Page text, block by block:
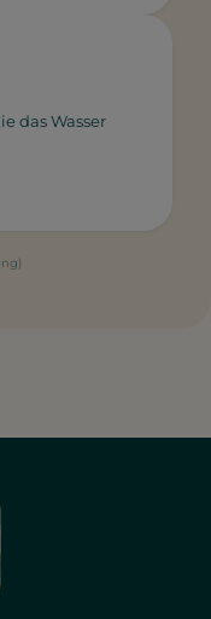
das Wasser